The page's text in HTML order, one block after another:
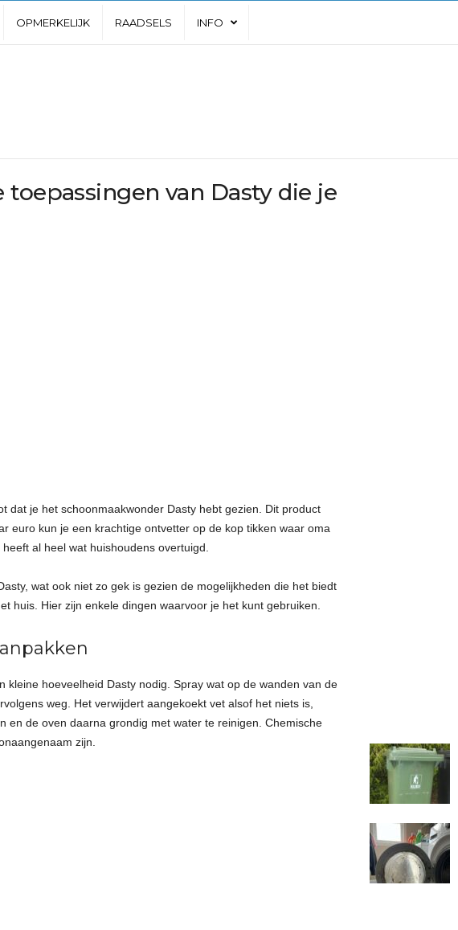
OPMERKELIJK RAADSELS INFO
van Dasty die je
dat je het schoonmaakwonder Dasty hebt gezien. Dit product
euro kun je een krachtige ontvetter op de kop tikken waar oma
al heel wat huishoudens overtuigd.
wat ook niet zo gek is gezien de mogelijkheden die het biedt
huis. Hier zijn enkele dingen waarvoor je het kunt gebruiken.
hoeveelheid Dasty nodig. Spray wat op de wanden van de
weg. Het verwijdert aangekoekt vet alsof het niets is,
en de oven daarna grondig met water te reinigen. Chemische
zijn.